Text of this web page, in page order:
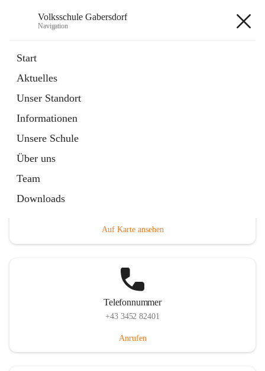
Volksschule Gabersdorf
Navigation
Start
Aktuelles
Unser Standort
Informationen
Unsere Schule
Über uns
Team
Downloads
Artikel
in
Tab
Auf Karte ansehen
Telefonnummer
+43 3452 82401
Anrufen